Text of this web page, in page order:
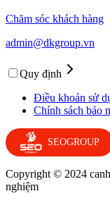
Chăm sóc khách hàng
admin@dkgroup.vn
Quy định
Điều khoản sử
Chính sách bảo
SEOGROUP
Copyright © 2024
nghiệm